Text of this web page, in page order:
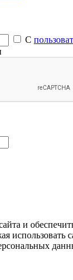
С
и
использовать